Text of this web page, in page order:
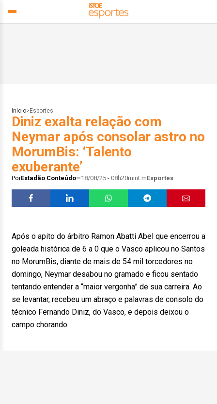
Início> Esportes
Diniz exalta relação com
Neymar após consolar astro no
MorumBis: ‘Talento
exuberante’
PorEstadão Conteúdo 18/08/25 - 08h20minEmEsportes
Após o apito do árbitro Ramon Abatti Abel que encerrou a
goleada histórica de 6 a 0 que o Vasco aplicou no Santos
no MorumBis, diante de mais de 54 mil torcedores no
domingo, Neymar desabou no gramado e ficou sentado
tentando entender a “maior vergonha” de sua carreira. Ao
se levantar, recebeu um abraço e palavras de consolo do
técnico Fernando Diniz, do Vasco, e depois deixou o
campo chorando.